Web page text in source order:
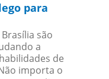
para
são
a
de
importa o